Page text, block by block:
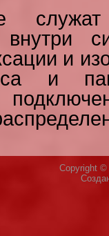
внутри
и
и
Copyright